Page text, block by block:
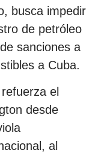
busca impedir
de petróleo
sanciones a
a Cuba.
el
desde
al